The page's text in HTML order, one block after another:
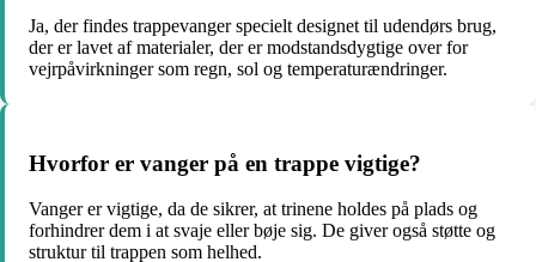
Ja, der findes trappevanger specielt designet til udendørs brug,
der er lavet af materialer, der er modstandsdygtige over for
vejrpåvirkninger som regn, sol og temperaturændringer.
Hvorfor er vanger på en trappe vigtige?
Vanger er vigtige, da de sikrer, at trinene holdes på plads og
forhindrer dem i at svaje eller bøje sig. De giver også støtte og
struktur til trappen som helhed.